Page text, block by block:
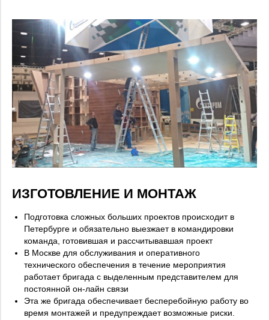
ИЗГОТОВЛЕНИЕ И МОНТАЖ
Подготовка сложных больших проектов происходит в
Петербурге и обязательно выезжает в командировки
команда, готовившая и рассчитывавшая проект
В Москве для обслуживания и оперативного
технического обеспечения в течение мероприятия
работает бригада с выделенным представителем для
постоянной он-лайн связи
Эта же бригада обеспечивает бесперебойную работу во
время монтажей и предупреждает возможные риски.